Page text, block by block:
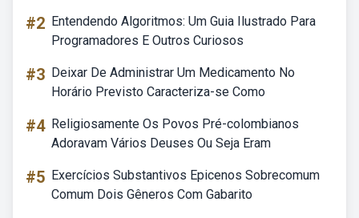
#2 Entendendo Algoritmos: Um Guia Ilustrado Para
Programadores E Outros Curiosos
#3 Deixar De Administrar Um Medicamento No
Horário Previsto Caracteriza-se Como
#4 Religiosamente Os Povos Pré-colombianos
Adoravam Vários Deuses Ou Seja Eram
#5 Exercícios Substantivos Epicenos Sobrecomum
Comum Dois Gêneros Com Gabarito